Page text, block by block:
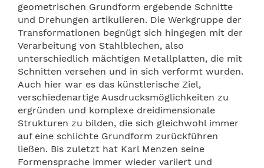
geometrischen Grundform ergebende Schnitte
und Drehungen artikulieren. Die Werkgruppe der
Transformationen begnügt sich hingegen mit der
Verarbeitung von Stahlblechen, also
unterschiedlich mächtigen Metallplatten, die mit
Schnitten versehen und in sich verformt wurden.
Auch hier war es das künstlerische Ziel,
verschiedenartige Ausdrucksmöglichkeiten zu
ergründen und komplexe dreidimensionale
Strukturen zu bilden, die sich gleichwohl immer
auf eine schlichte Grundform zurückführen
ließen. Bis zuletzt hat Karl Menzen seine
Formensprache immer wieder variiert und